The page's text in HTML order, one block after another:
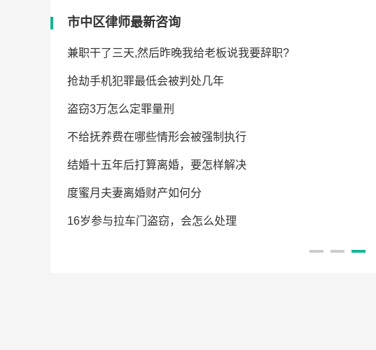
市中区律师最新咨询
兼职干了三天,然后昨晚我给老板说我要辞职?
抢劫手机犯罪最低会被判处几年
盗窃3万怎么定罪量刑
不给抚养费在哪些情形会被强制执行
结婚十五年后打算离婚，要怎样解决
度蜜月夫妻离婚财产如何分
16岁参与拉车门盗窃，会怎么处理